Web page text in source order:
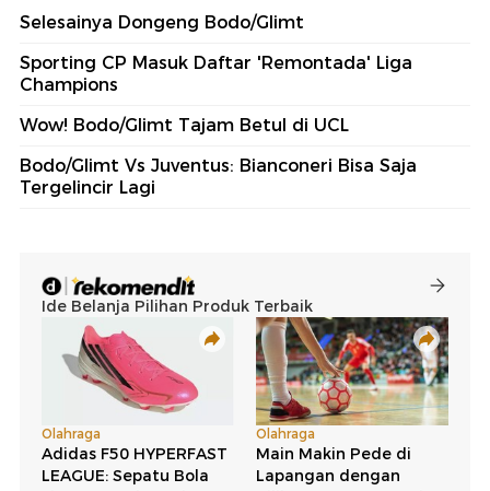
Selesainya Dongeng Bodo/Glimt
Sporting CP Masuk Daftar 'Remontada' Liga
Champions
Wow! Bodo/Glimt Tajam Betul di UCL
Bodo/Glimt Vs Juventus: Bianconeri Bisa Saja
Tergelincir Lagi